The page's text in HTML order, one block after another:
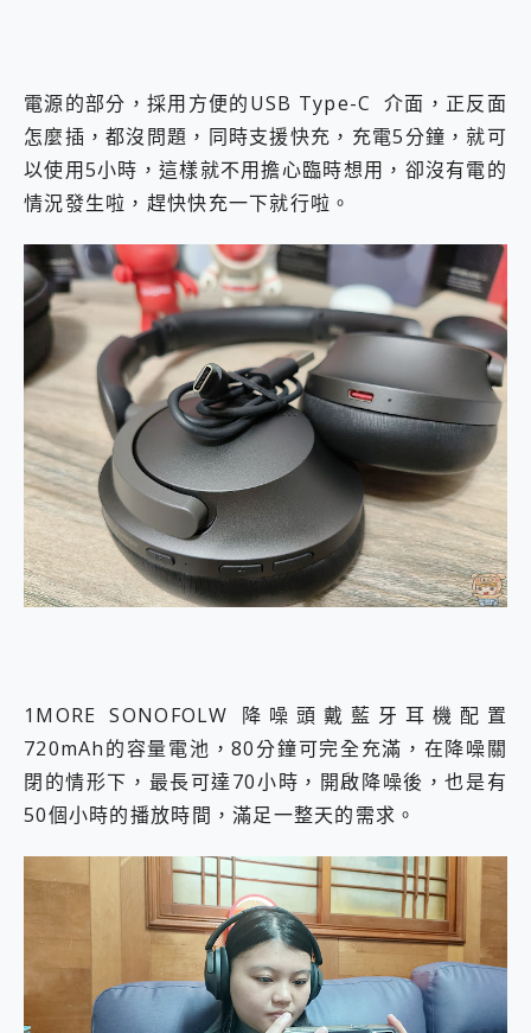
電源的部分，採用方便的USB Type-C 介面，正反面
怎麼插，都沒問題，同時支援快充，充電5分鐘，就可
以使用5小時，這樣就不用擔心臨時想用，卻沒有電的
情況發生啦，趕快快充一下就行啦。
1MORE SONOFOLW 降噪頭戴藍牙耳機配置
720mAh的容量電池，80分鐘可完全充滿，在降噪關
閉的情形下，最長可達70小時，開啟降噪後，也是有
50個小時的播放時間，滿足一整天的需求。